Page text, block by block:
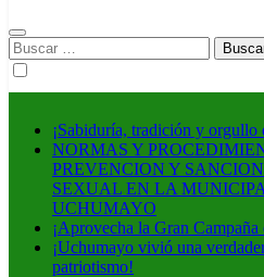
Buscar:
¡Sabiduría, tradición y orgullo
NORMAS Y
PREVENCION Y
SEXUAL EN LA
UCHUMAYO
¡Aprovecha la Gran
¡Uchumayo vivió una
patriotismo!